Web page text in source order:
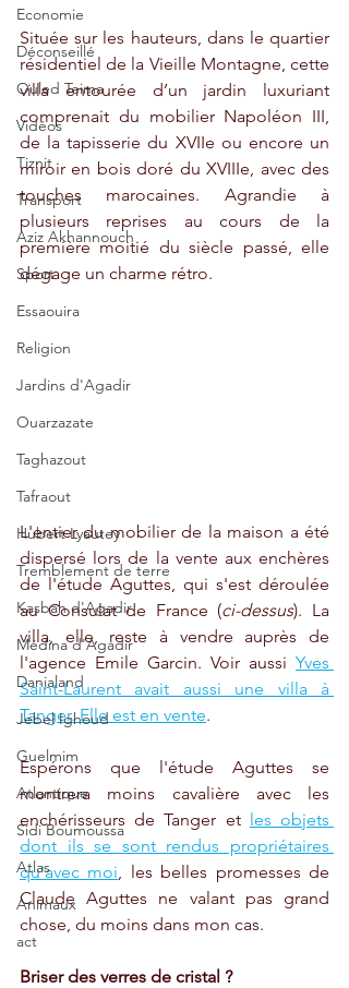
Economie
Déconseillé
Ouled Teima
Vidéos
Tiznit
Transport
Aziz Akhannouch
Sport
Essaouira
Religion
Jardins d'Agadir
Ouarzazate
Taghazout
Tafraout
Hubert Lyautey
Tremblement de terre
Kasbah d'Agadir
Médina d'Agadir
Danialand
Jebel Ighoud
Guelmim
Atlantique
Sidi Boumoussa
Atlas
Animaux
act
Située sur les hauteurs, dans le quartier
résidentiel de la Vieille Montagne, cette
villa entourée d’un jardin luxuriant
comprenait du mobilier Napoléon III,
de la tapisserie du XVIIe ou encore un
miroir en bois doré du XVIIIe, avec des
touches marocaines. Agrandie à
plusieurs reprises au cours de la
première moitié du siècle passé, elle
dégage un charme rétro.
L'entier du mobilier de la maison a été
dispersé lors de la vente aux enchères
de l'étude Aguttes, qui s'est déroulée
au Consulat de France (ci-dessus). La
villa, elle, reste à vendre auprès de
l'agence Emile Garcin. Voir aussi Yves
Saint-Laurent avait aussi une villa à
Tanger. Elle est en vente.
Espérons que l'étude Aguttes se
montrera moins cavalière avec les
enchérisseurs de Tanger et les objets
dont ils se sont rendus propriétaires
qu'avec moi, les belles promesses de
Claude Aguttes ne valant pas grand
chose, du moins dans mon cas.
Briser des verres de cristal ?